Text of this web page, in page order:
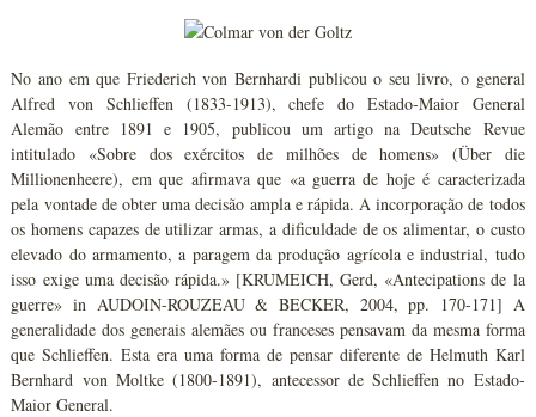
No ano em que Friederich von Bernhardi publicou o seu livro, o general
Alfred von Schlieffen (1833-1913), chefe do Estado-Maior General
Alemão entre 1891 e 1905, publicou um artigo na Deutsche Revue
intitulado «Sobre dos exércitos de milhões de homens» (Über die
Millionenheere), em que afirmava que «a guerra de hoje é caracterizada
pela vontade de obter uma decisão ampla e rápida. A incorporação de todos
os homens capazes de utilizar armas, a dificuldade de os alimentar, o custo
elevado do armamento, a paragem da produção agrícola e industrial, tudo
isso exige uma decisão rápida.» [KRUMEICH, Gerd, «Antecipations de la
guerre» in AUDOIN-ROUZEAU & BECKER, 2004, pp. 170-171] A
generalidade dos generais alemães ou franceses pensavam da mesma forma
que Schlieffen. Esta era uma forma de pensar diferente de Helmuth Karl
Bernhard von Moltke (1800-1891), antecessor de Schlieffen no Estado-
Maior General.